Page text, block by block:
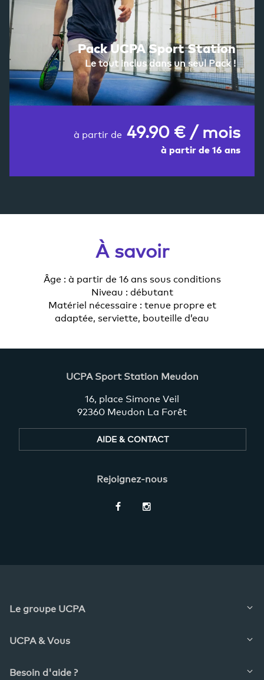
Pack UCPA Sport Station
Le tout inclus dans un seul Pack !
à partir de 49.90 € / mois
à partir de 16 ans
À savoir
Âge : à partir de 16 ans sous conditions
Niveau : débutant
Matériel nécessaire : tenue propre et
adaptée, serviette, bouteille d’eau
UCPA Sport Station Meudon
16, place Simone Veil
92360 Meudon La Forêt
AIDE & CONTACT
Rejoignez-nous
Le groupe UCPA
UCPA & Vous
Besoin d'aide ?